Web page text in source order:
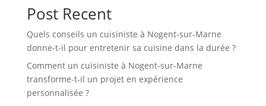
Post Recent
Quels conseils un cuisiniste à Nogent-sur-Marne
donne-t-il pour entretenir sa cuisine dans la durée ?
Comment un cuisiniste à Nogent-sur-Marne
transforme-t-il un projet en expérience
personnalisée ?